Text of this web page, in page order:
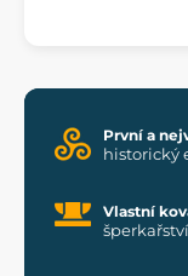
První a
historický
Vlastní